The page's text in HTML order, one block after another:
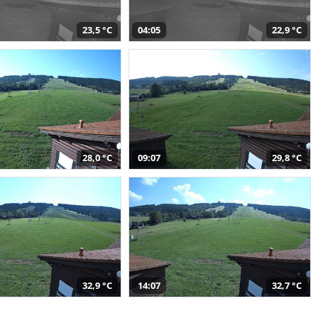
23,5 °C 04:05 22,9 °C
28,0 °C 09:07 29,8 °C
32,9 °C 14:07 32,7 °C